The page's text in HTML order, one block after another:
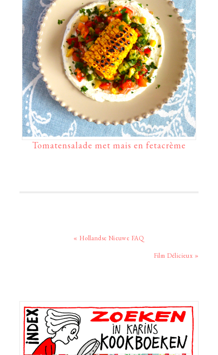
Tomatensalade met mais en fetacrème
Vorig
« Hollandse Nieuwe FAQ
Volgend
Film Délicieux »
Primaire
Sidebar